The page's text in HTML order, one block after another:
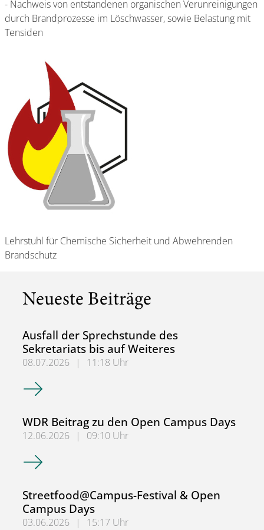
- Nachweis von entstandenen organischen Verunreinigungen
durch Brandprozesse im Löschwasser, sowie Belastung mit
Tensiden
Lehrstuhl für Chemische Sicherheit und Abwehrenden
Brandschutz
Neueste Beiträge
Ausfall der Sprechstunde des
Sekretariats bis auf Weiteres
08.07.2026 |
11:18 Uhr
Ausfall der Sprechstunde des Sekretariats bis auf
WDR Beitrag zu den Open Campus Days
12.06.2026 |
09:10 Uhr
WDR Beitrag zu den Open Campus Days
Streetfood@Campus-Festival & Open
Campus Days
03.06.2026 |
15:17 Uhr